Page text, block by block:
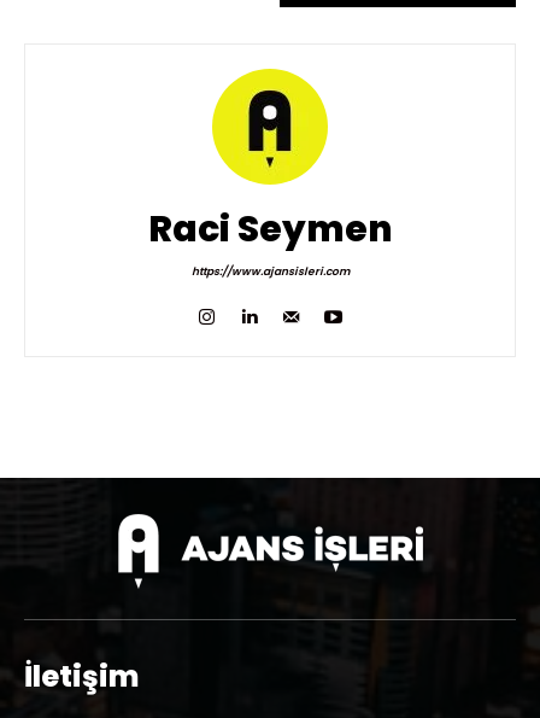
Raci Seymen
https://www.ajansisleri.com
İletişim